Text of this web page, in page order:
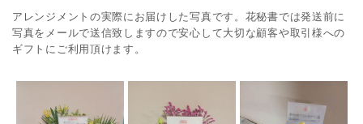
アレンジメントの実際にお届けした写真です。花秘書では発送前に
写真をメールで送信致しますので安心して大切な顧客や取引様への
ギフトにご利用頂けます。